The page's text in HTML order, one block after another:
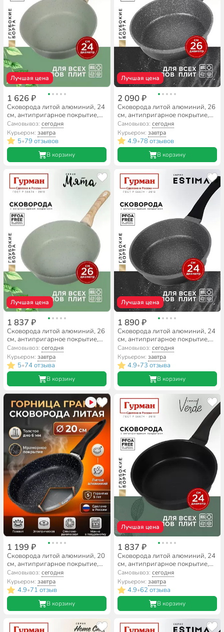
Лучшая цена
1 626 ₽
Сковорода литой алюминий, 24
см, антипригарное покрытие,
Гурман, Мята, индукция,
ГМ2401МЛ
Самовывоз:сегодня
Курьером:завтра
5•79 отзывов
В корзину
Лучшая цена
2 090 ₽
Сковорода литой алюминий, 26
см, антипригарное покрытие,
Гурман, Estima серый,
индукция, ГМ2601 ЭЧИ
Самовывоз: сегодня
Курьером: завтра
4.9•78 отзывов
В корзину
Лучшая цена
1 837 ₽
Сковорода литой алюминий, 26
см, антипригарное покрытие,
Гурман, Мята, индукция,
ГМ2601МЛ
Самовывоз:сегодня
Курьером:завтра
5•74 отзыва
В корзину
Лучшая цена
1 890 ₽
Сковорода литой алюминий, 24
см, антипригарное покрытие,
Гурман, Estima серый,
индукция, ГМ2401 ЭЧИ
Самовывоз: сегодня
Курьером: завтра
4.9•73 отзыва
В корзину
1 199 ₽
Сковорода литой алюминий, 20
см, антипригарное покрытие,
Горница, Гранит, с2051аг
Самовывоз:сегодня
Курьером:завтра
4.9•71 отзыв
В корзину
Лучшая цена
1 837 ₽
Сковорода литой алюминий, 24
см, антипригарное покрытие,
Гурман, Verde, черная,
индукция, ГМ2401 ВИ
Самовывоз: сегодня
Курьером: завтра
4.9•62 отзыва
В корзину